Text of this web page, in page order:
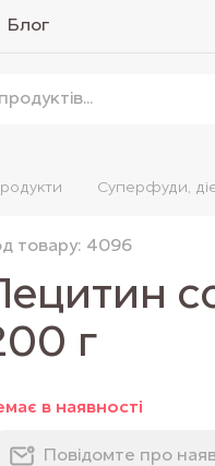
Блог
Суперфуди,
г
товару: 4096
в наявностi
Повiдомте про